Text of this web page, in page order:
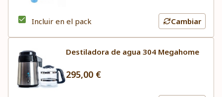
Incluir en el pack Cambiar
Destiladora de agua 304 Megahome
295,00 €